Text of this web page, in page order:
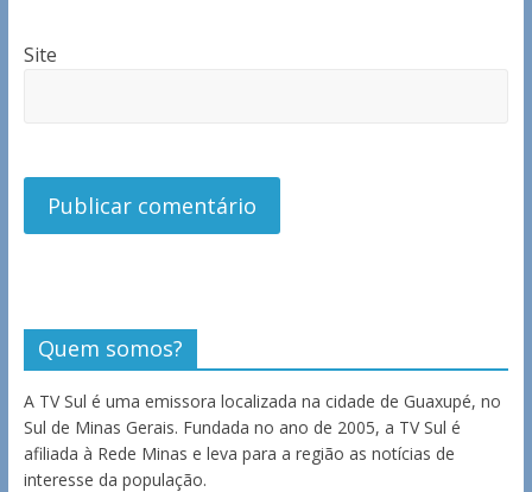
Site
Quem somos?
A TV Sul é uma emissora localizada na cidade de Guaxupé, no
Sul de Minas Gerais. Fundada no ano de 2005, a TV Sul é
afiliada à Rede Minas e leva para a região as notícias de
interesse da população.